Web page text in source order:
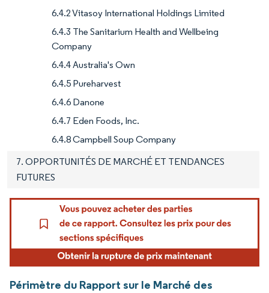
6.4.2 Vitasoy International Holdings Limited
6.4.3 The Sanitarium Health and Wellbeing
Company
6.4.4 Australia's Own
6.4.5 Pureharvest
6.4.6 Danone
6.4.7 Eden Foods, Inc.
6.4.8 Campbell Soup Company
7. OPPORTUNITÉS DE MARCHÉ ET TENDANCES
FUTURES
Périmètre du Rapport sur le Marché des